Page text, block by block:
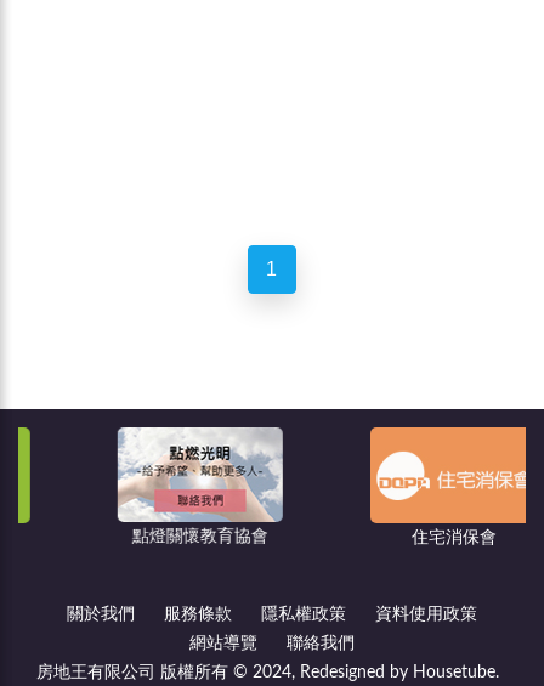
1
點燈關懷教育協會 住宅消保會
關於我們 服務條款 隱私權政策
資料使用政策
網站導覽
聯絡我們
房地王有限公司 版權所有 © 2024, Redesigned by Housetube.